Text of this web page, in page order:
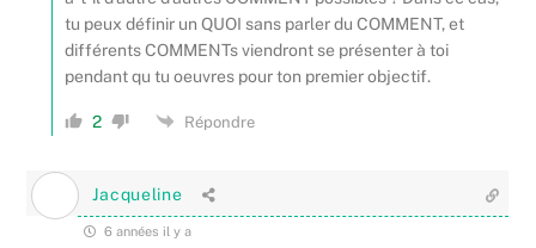
tu peux définir un QUOI sans parler du COMMENT, et
différents COMMENTs viendront se présenter à toi
pendant qu tu oeuvres pour ton premier objectif.
2 Répondre
Jacqueline
6 années il y a